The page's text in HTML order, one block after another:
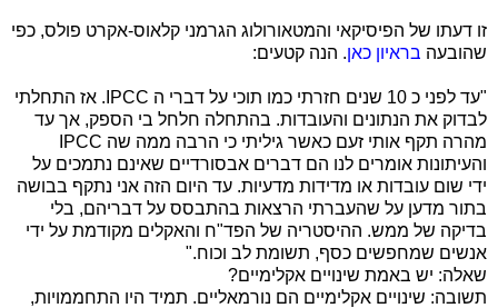
זו דעתו של הפיסיקאי והמטאורולוג הגרמני קלאוס-אקרט פולס, כפי
שהובעה בראיון כאן. הנה קטעים:
"עד לפני כ 10 שנים חזרתי כמו תוכי על דברי ה IPCC . אז התחלתי
לבדוק את הנתונים והעובדות. בהתחלה חלחל בי הספק, אך עד
מהרה תקף אותי זעם כאשר גיליתי כי הרבה ממה שה IPCC
והעיתונות אומרים לנו הם דברים אבסורדיים שאינם נתמכים על
ידי שום עובדות או מדידות מדעיות. עד היום הזה אני נתקף בבושה
בתור מדען על שהעברתי הרצאות בהתבסס על דבריהם, בלי
בדיקה של ממש. ההיסטריה של הפד"ח והאקלים מקודמת על ידי
אנשים שמחפשים כסף, תשומת לב וכוח."
שאלה: יש באמת שינויים אקלימיים?
תשובה: שינויים אקלימיים הם נורמאליים. תמיד היו התחממויות,